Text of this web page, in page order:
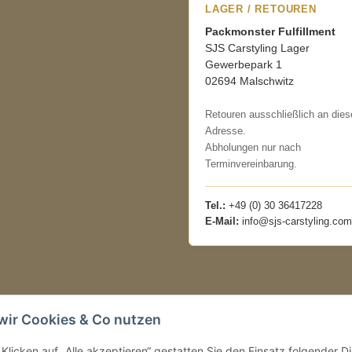
Cookies & Co nutzen
LAGER / RETOUREN
Packmonster Fulfillment
SJS Carstyling Lager
Gewerbepark 1
02694 Malschwitz
Retouren ausschließlich an
Adresse.
Abholungen nur nach
Terminvereinbarung.
Tel.: +49 (0) 30 36417228
E-Mail: info@sjs-carstyling.com